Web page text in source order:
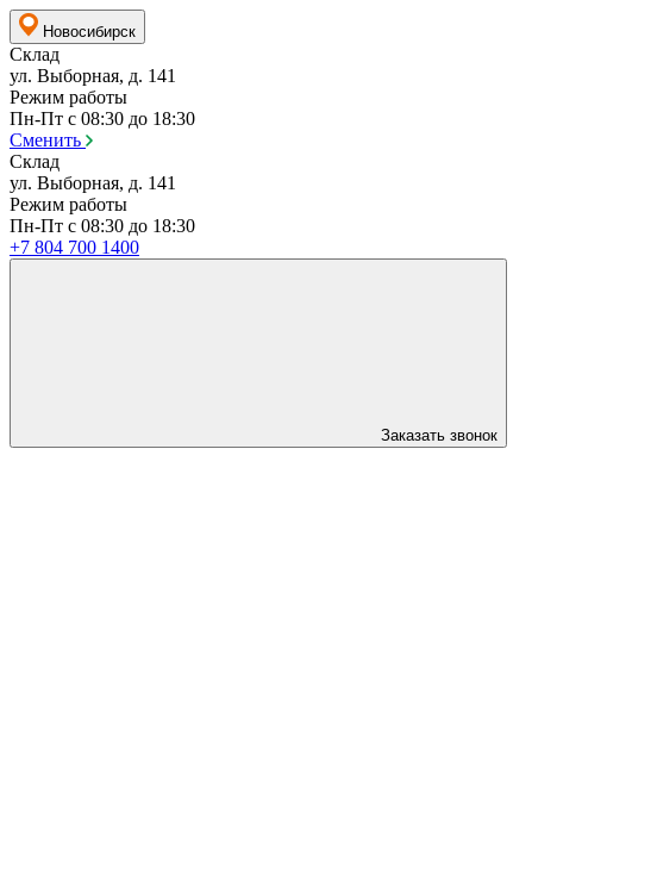
Новосибирск
Склад
ул. Выборная, д. 141
Режим работы
Пн-Пт с 08:30 до 18:30
Сменить
Склад
ул. Выборная, д. 141
Режим работы
Пн-Пт с 08:30 до 18:30
+7 804 700 1400
Заказать звонок